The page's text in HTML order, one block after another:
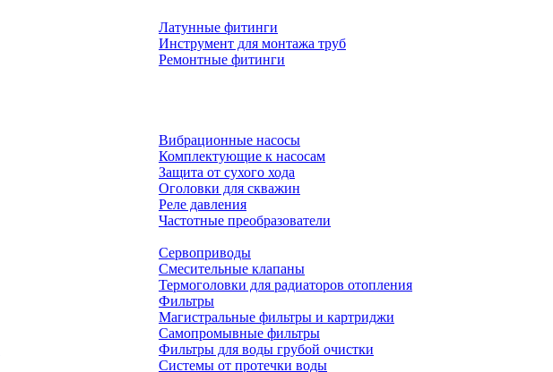
Латунные фитинги
Инструмент для монтажа труб
Ремонтные фитинги
Вибрационные насосы
Комплектующие к насосам
Защита от сухого хода
Оголовки для скважин
Реле давления
Частотные преобразователи
Сервоприводы
Смесительные клапаны
Термоголовки для радиаторов отопления
Фильтры
Магистральные фильтры и картриджи
Самопромывные фильтры
Фильтры для воды грубой очистки
Системы от протечки воды